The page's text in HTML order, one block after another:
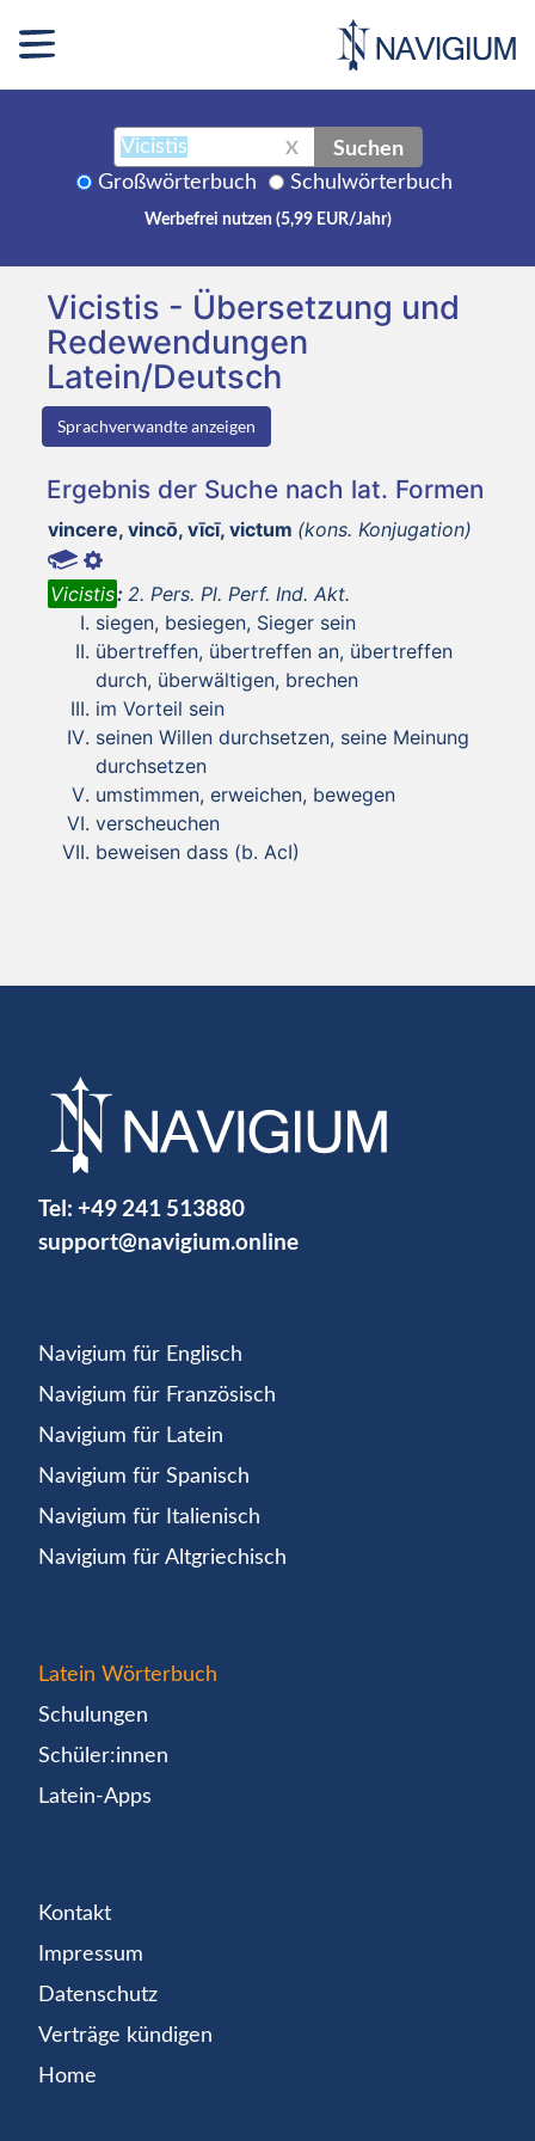
X Suchen
Großwörterbuch Schulwörterbuch
Werbefrei nutzen (5,99 EUR/Jahr)
Vicistis - Übersetzung und
Redewendungen
Latein/Deutsch
Sprachverwandte anzeigen
Ergebnis der Suche nach lat. Formen
vincere, vincō, vīcī, victum (kons. Konjugation)
Vicistis: 2. Pers. Pl. Perf. Ind. Akt.
siegen, besiegen, Sieger sein
übertreffen, übertreffen an, übertreffen
durch, überwältigen, brechen
im Vorteil sein
seinen Willen durchsetzen, seine Meinung
durchsetzen
umstimmen, erweichen, bewegen
verscheuchen
beweisen dass (b. AcI)
Tel: +49 241 513880
support@navigium.online
Navigium für Englisch
Navigium für Französisch
Navigium für Latein
Navigium für Spanisch
Navigium für Italienisch
Navigium für Altgriechisch
Latein Wörterbuch
Schulungen
Schüler:innen
Latein-Apps
Kontakt
Impressum
Datenschutz
Verträge kündigen
Home